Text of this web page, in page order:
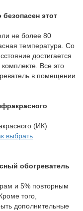
этот
не более 80
температура. Со
достигается
Все это
в помещении
(ИК)
выбрать
обогреватель
и 5% повторным
того,
дополнительные